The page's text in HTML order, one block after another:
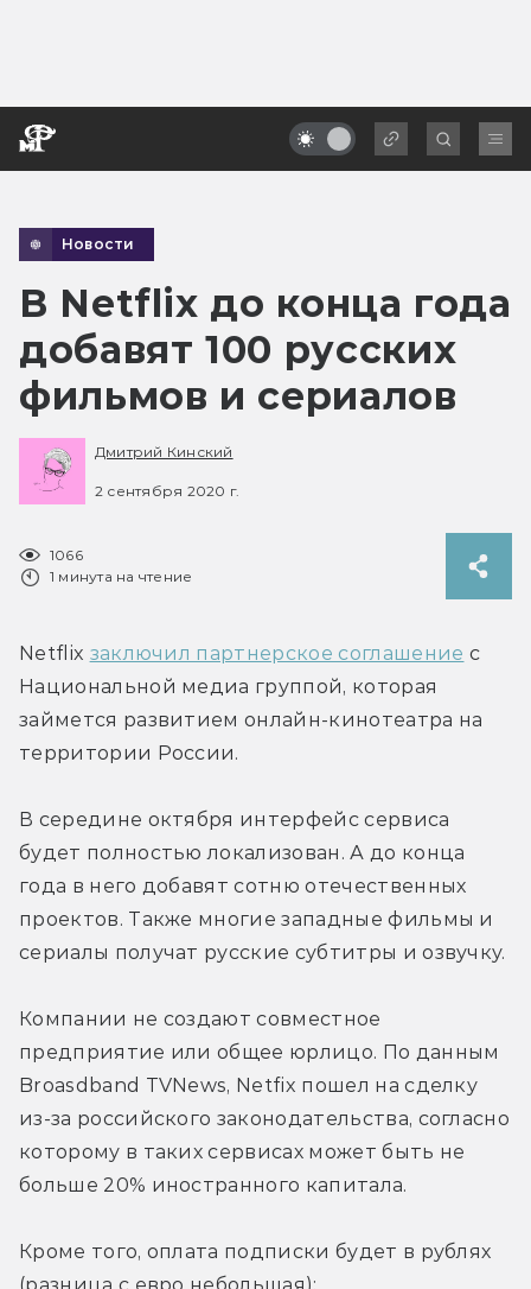
Новости
В Netflix до конца года
добавят 100 русских
фильмов и сериалов
Дмитрий Кинский
2 сентября 2020 г.
1066
1 минута на чтение
Netflix заключил партнерское соглашение с
Национальной медиа группой, которая
займется развитием онлайн-кинотеатра на
территории России.
В середине октября интерфейс сервиса
будет полностью локализован. А до конца
года в него добавят сотню отечественных
проектов. Также многие западные фильмы и
сериалы получат русские субтитры и озвучку.
Компании не создают совместное
предприятие или общее юрлицо. По данным
Broasdband TVNews, Netfix пошел на сделку
из-за российского законодательства, согласно
которому в таких сервисах может быть не
больше 20% иностранного капитала.
Кроме того, оплата подписки будет в рублях
(разница с евро небольшая):